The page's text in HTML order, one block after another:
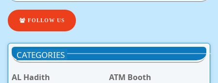
FOLLOW US
CATEGORIES
AL Hadith
ATM Booth